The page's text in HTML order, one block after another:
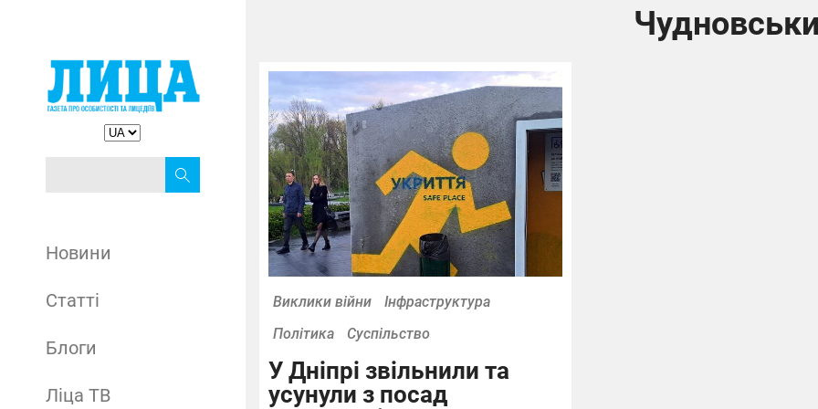
Новини
Статті
Блоги
Ліца ТВ
Виклики війни
Інфраструктура
Політика
Суспільство
У Дніпрі звільнили та
усунули з посад